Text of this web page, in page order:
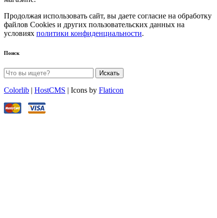
Продолжая использовать сайт, вы даете согласие на обработку
файлов Cookies и других пользовательских данных на
условиях политики конфиденциальности.
Поиск
Искать
Colorlib | HostCMS | Icons by Flaticon